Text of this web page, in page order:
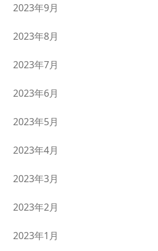
2023年9月
2023年8月
2023年7月
2023年6月
2023年5月
2023年4月
2023年3月
2023年2月
2023年1月